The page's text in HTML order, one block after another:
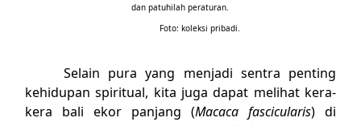
dan patuhilah peraturan.
Foto: koleksi pribadi.
Selain pura yang menjadi sentra penting
kehidupan spiritual, kita juga dapat melihat kera-
kera bali ekor panjang (Macaca fascicularis) di